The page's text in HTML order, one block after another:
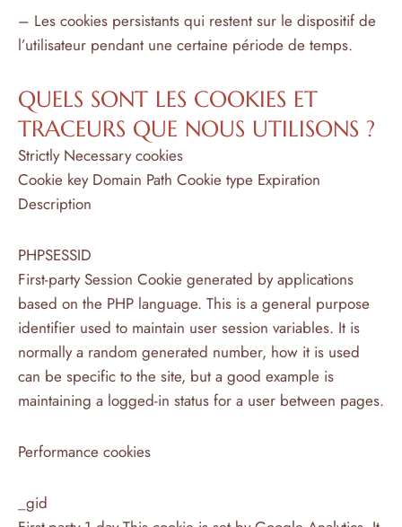
– Les cookies persistants qui restent sur le dispositif de
l’utilisateur pendant une certaine période de temps.
QUELS SONT LES COOKIES ET
TRACEURS QUE NOUS UTILISONS ?
Strictly Necessary cookies
Cookie key Domain Path Cookie type Expiration
Description
PHPSESSID
First-party Session Cookie generated by applications
based on the PHP language. This is a general purpose
identifier used to maintain user session variables. It is
normally a random generated number, how it is used
can be specific to the site, but a good example is
maintaining a logged-in status for a user between pages.
Performance cookies
_gid